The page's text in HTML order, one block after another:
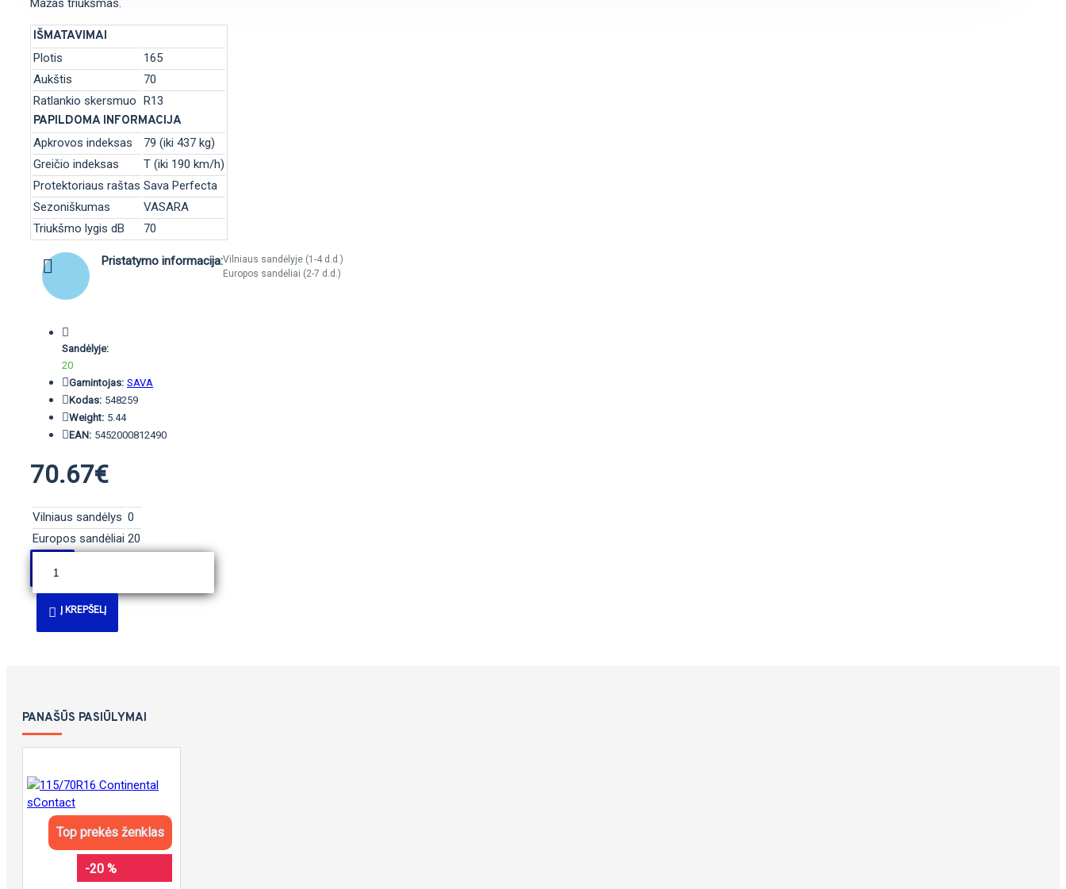
Mažas triukšmas.
IŠMATAVIMAI
Plotis
165
Aukštis
70
Ratlankio skersmuo R13
PAPILDOMA INFORMACIJA
Apkrovos indeksas
79 (iki 437 kg)
Greičio indeksas
T (iki 190 km/h)
Protektoriaus raštas Sava Perfecta
Sezoniškumas
VASARA
Triukšmo lygis dB
70
Pristatymo informacija:Vilniaus sandėlyje (1-4 d.d.)
Europos sandėliai (2-7 d.d.)
Sandėlyje:
20
Gamintojas: SAVA
Kodas: 548259
Weight: 5.44
EAN: 5452000812490
70.67€
Vilniaus sandėlys 0
Europos sandėliai 20
Į KREPŠELĮ
PANAŠŪS PASIŪLYMAI
Top prekės ženklas
-20 %